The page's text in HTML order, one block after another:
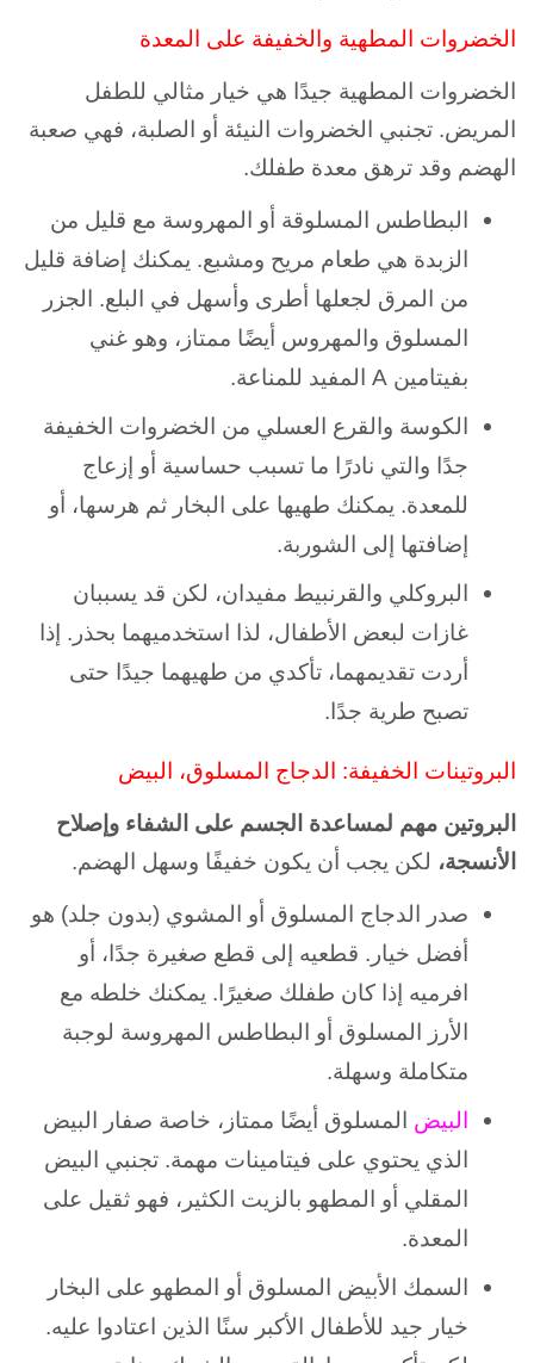
الخضروات المطهية والخفيفة على المعدة
الخضروات المطهية جيدًا هي خيار مثالي للطفل
المريض. تجنبي الخضروات النيئة أو الصلبة، فهي صعبة
الهضم وقد ترهق معدة طفلك.
البطاطس المسلوقة أو المهروسة مع قليل من
الزبدة هي طعام مريح ومشبع. يمكنك إضافة قليل
من المرق لجعلها أطرى وأسهل في البلع. الجزر
المسلوق والمهروس أيضًا ممتاز، وهو غني
بفيتامين A المفيد للمناعة.
الكوسة والقرع العسلي من الخضروات الخفيفة
جدًا والتي نادرًا ما تسبب حساسية أو إزعاج
للمعدة. يمكنك طهيها على البخار ثم هرسها، أو
إضافتها إلى الشوربة.
البروكلي والقرنبيط مفيدان، لكن قد يسببان
غازات لبعض الأطفال، لذا استخدميهما بحذر. إذا
أردت تقديمهما، تأكدي من طهيهما جيدًا حتى
تصبح طرية جدًا.
البروتينات الخفيفة: الدجاج المسلوق، البيض
البروتين مهم لمساعدة الجسم على الشفاء وإصلاح
الأنسجة، لكن يجب أن يكون خفيفًا وسهل الهضم.
صدر الدجاج المسلوق أو المشوي (بدون جلد) هو
أفضل خيار. قطعيه إلى قطع صغيرة جدًا، أو
افرميه إذا كان طفلك صغيرًا. يمكنك خلطه مع
الأرز المسلوق أو البطاطس المهروسة لوجبة
متكاملة وسهلة.
البيض المسلوق أيضًا ممتاز، خاصة صفار البيض
الذي يحتوي على فيتامينات مهمة. تجنبي البيض
المقلي أو المطهو بالزيت الكثير، فهو ثقيل على
المعدة.
السمك الأبيض المسلوق أو المطهو على البخار
خيار جيد للأطفال الأكبر سنًا الذين اعتادوا عليه.